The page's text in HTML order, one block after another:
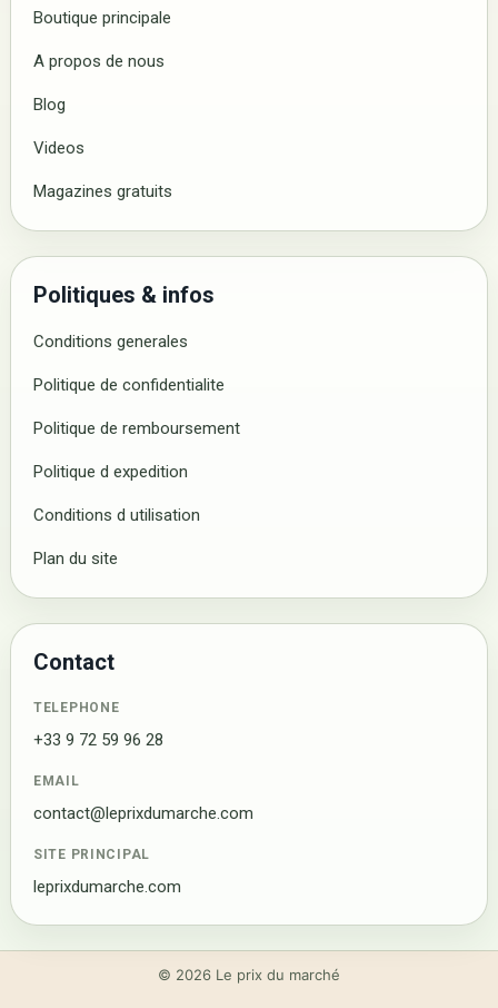
Boutique principale
A propos de nous
Blog
Videos
Magazines gratuits
Politiques & infos
Conditions generales
Politique de confidentialite
Politique de remboursement
Politique d expedition
Conditions d utilisation
Plan du site
Contact
TELEPHONE
+33 9 72 59 96 28
EMAIL
contact@leprixdumarche.com
SITE PRINCIPAL
leprixdumarche.com
© 2026 Le prix du marché